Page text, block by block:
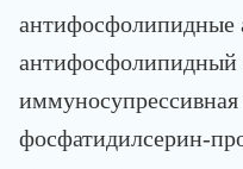
антифосфолипидные
антифосфолипидный
иммуносупрессивная
фосфатидилсерин-